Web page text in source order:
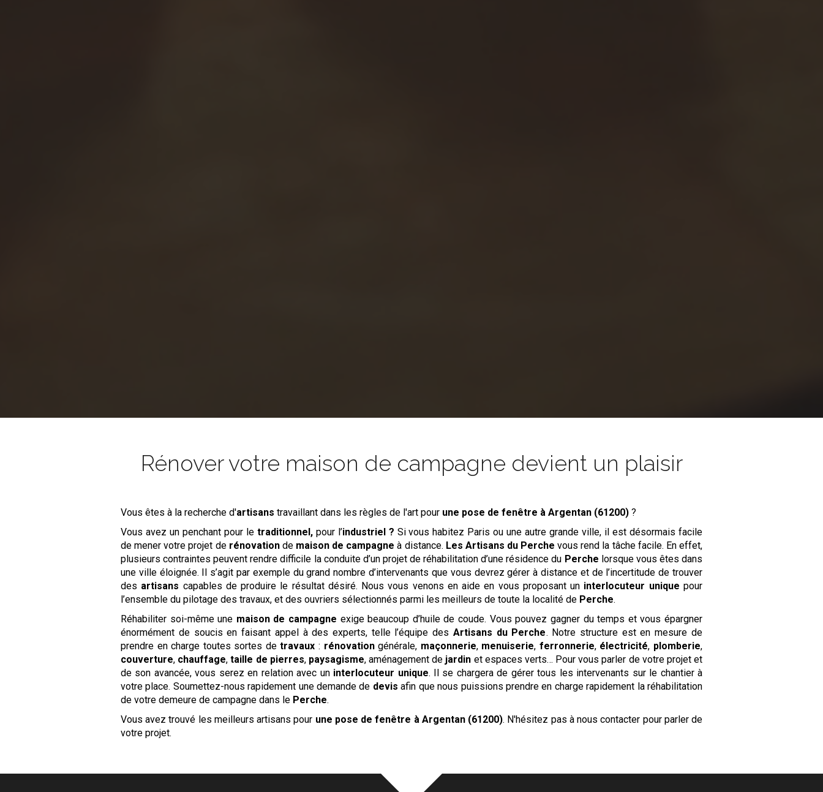
Rénover votre maison de campagne devient un plaisir
Vous êtes à la recherche d'artisanstravaillant dans les règles de l'art pour une pose de fenêtre à Argentan (61200) ?
Vous avez un penchant pour le traditionnel, pour l’industriel ? Si vous habitez Paris ou une autre grande ville, il est désormais facile
de mener votre projet de rénovationde maison de campagneà distance. Les Artisans du Perche vous rend la tâche facile. En effet,
plusieurs contraintes peuvent rendre difficile la conduite d’un projet de réhabilitation d’une résidence du Perche lorsque vous êtes dans
une ville éloignée. Il s’agit par exemple du grand nombre d’intervenants que vous devrez gérer à distance et de l’incertitude de trouver
des artisans capables de produire le résultat désiré. Nous vous venons en aide en vous proposant un interlocuteur unique pour
l’ensemble du pilotage des travaux, et des ouvriers sélectionnés parmi les meilleurs de toute la localité de Perche.
Réhabiliter soi-même une maison de campagne exige beaucoup d’huile de coude. Vous pouvez gagner du temps et vous épargner
énormément de soucis en faisant appel à des experts, telle l’équipe des Artisans du Perche. Notre structure est en mesure de
prendre en charge toutes sortes detravaux : rénovationgénérale, maçonnerie, menuiserie, ferronnerie, électricité, plomberie,
couverture, chauffage,taille de pierres, paysagisme, aménagement de jardin et espaces verts… Pour vous parler de votre projet et
de son avancée, vous serez en relation avec un interlocuteur unique. Il se chargera de gérer tous les intervenants sur le chantier à
votre place. Soumettez-nous rapidement une demande de devis afin que nous puissions prendre en charge rapidement la réhabilitation
de votre demeure de campagne dans le Perche.
Vous avez trouvé les meilleurs artisans pour une pose de fenêtre à Argentan (61200). N'hésitez pas à nous contacter pour parler de
votre projet.